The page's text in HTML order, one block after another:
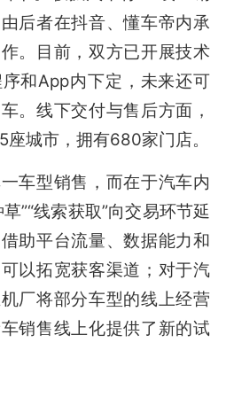
后者在抖音、懂车帝内承
。目前，双方已开展技术
和App内下定，未来还可
。线下交付与售后方面，
城市，拥有680家门店。
车型销售，而在于汽车内
”“线索获取”向交易环节延
助平台流量、数据能力和
以拓宽获客渠道；对于汽
厂将部分车型的线上经营
销售线上化提供了新的试